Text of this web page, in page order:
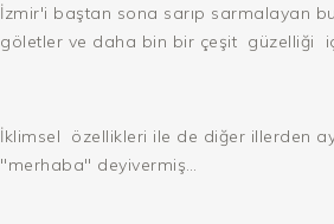
İzmir'i baştan sona sarıp sarmalayan
göletler ve daha bin bir çeşit güzelliği
İklimsel özellikleri ile de diğer illerden
"merhaba" deyivermiş…